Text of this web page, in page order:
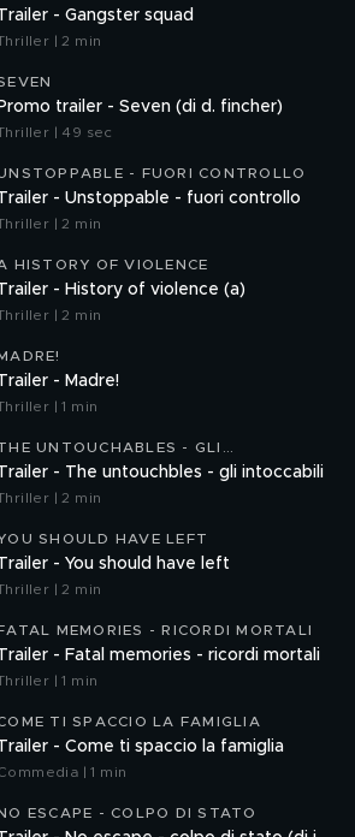
- Gangster squad
| 2 min
Promo trailer - Seven (di d. fincher)
| 49 sec
- FUORI CONTROLLO
- Unstoppable - fuori controllo
| 2 min
HISTORY OF VIOLENCE
- History of violence (a)
| 2 min
- Madre!
| 1 min
UNTOUCHABLES - GLI
- The untouchbles - gli intoccabili
| 2 min
SHOULD HAVE LEFT
- You should have left
| 2 min
MEMORIES - RICORDI MORTALI
- Fatal memories - ricordi mortali
| 1 min
TI SPACCIO LA FAMIGLIA
- Come ti spaccio la famiglia
| 1 min
ESCAPE - COLPO DI STATO